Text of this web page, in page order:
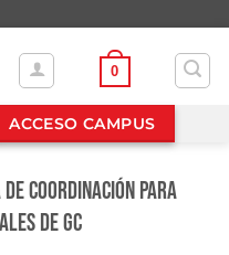
0
ACCESO CAMPUS
coordinación para
de GC